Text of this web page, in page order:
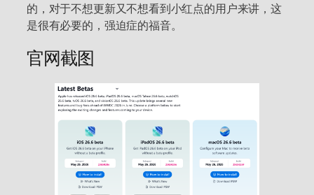
的，对于不想更新又不想看到小红点的用户来讲，这
是很有必要的，强迫症的福音。
官网截图